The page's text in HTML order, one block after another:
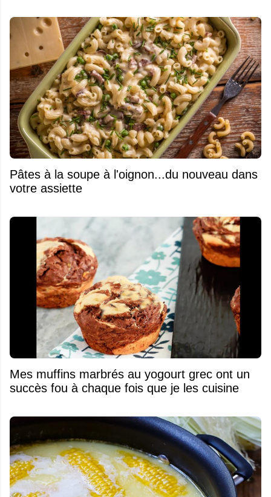
Pâtes à la soupe à l'oignon...du nouveau dans
votre assiette
Mes muffins marbrés au yogourt grec ont un
succès fou à chaque fois que je les cuisine